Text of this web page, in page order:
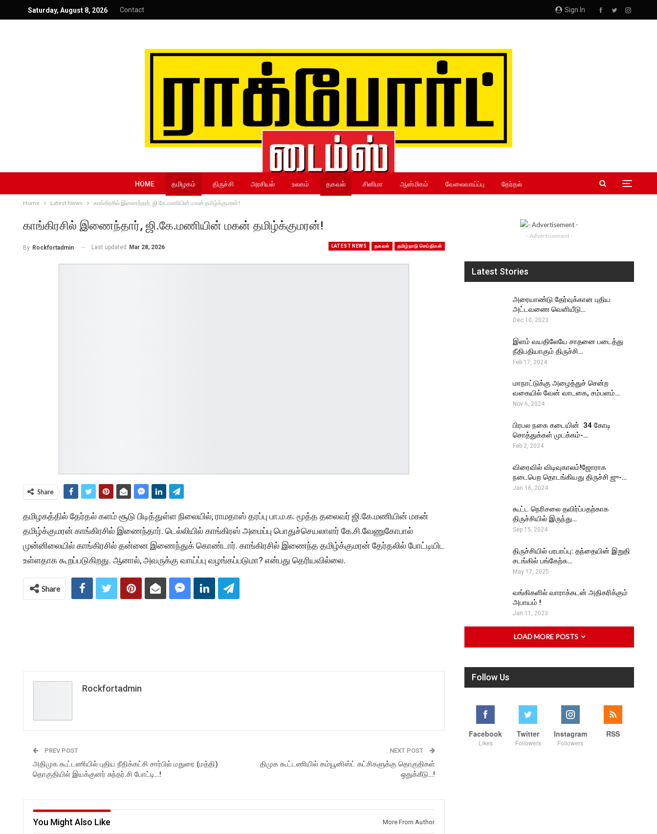
Sign In
Saturday, August 8, 2026 Contact
HOME தமிழகம் திருச்சி அரசியல் உலகம் தகவல் சினிமா ஆன்மிகம் வேலைவாய்ப்பு தேர்தல்
Home Latest News காங்கிரசில் இணைந்தார், ஜி.கே.மணியின் மகன் தமிழ்க்குமரன்!
காங்கிரசில் இணைந்தார், ஜி.கே.மணியின் மகன் தமிழ்க்குமரன்!
LATEST NEWS தகவல் தமிழ்நாடு செய்திகள்
By Rockfortadmin Last updated Mar 28, 2026
Share
தமிழகத்தில் தேர்தல் களம் சூடு பிடித்துள்ள நிலையில், ராமதாஸ் தரப்பு பா.ம.க. மூத்த தலைவர் ஜி.கே.மணியின் மகன்
தமிழ்க்குமரன் காங்கிரசில் இணைந்தார். டெல்லியில் காங்கிரஸ் அமைப்பு பொதுச்செயலாளர் கே.சி.வேணுகோபால்
முன்னிலையில் காங்கிரசில் தன்னை இணைந்துக் கொண்டார். காங்கிரசில் இணைந்த தமிழ்க்குமரன் தேர்தலில் போட்டியிட
உள்ளதாக கூறப்படுகிறது. ஆனால், அவருக்கு வாய்ப்பு வழங்கப்படுமா? என்பது தெரியவில்லை.
Share
Rockfortadmin
PREV POST
அதிமுக கூட்டணியில் புதிய நீதிக்கட்சி சார்பில் மதுரை (மத்தி)
தொகுதியில் இயக்குனர் சுந்தர்.சி போட்டி…!
NEXT POST
திமுக கூட்டணியில் கம்யூனிஸ்ட் கட்சிகளுக்கு தொகுதிகள்
ஒதுக்கீடு…!
You Might Also Like More From Author
- Advertisement -
Latest Stories
அரையாண்டு தேர்வுக்கான புதிய
அட்டவணை வெளியீடு…
Dec 10, 2023
இளம் வயதிலேயே சாதனை படைத்து
நீதிபதியாகும் திருச்சி…
Feb 17, 2024
மாநாட்டுக்கு அழைத்துச் சென்ற
வகையில் வேன் வாடகை, சம்பளம்…
Nov 6, 2024
பிரபல நகை கடையின் ₹ 34 கோடி
சொத்துக்கள் முடக்கம்-…
Feb 2, 2024
விரைவில் விடிவுகாலம்!ஜோராக
நடைபெற தொடங்கியது திருச்சி ஜு-…
Jan 16, 2024
கூட்ட நெரிசலை தவிர்ப்பதற்காக
திருச்சியில் இருந்து…
Sep 15, 2024
திருச்சியில் பரபரப்பு: தந்தையின் இறுதி
சடங்கில் பங்கேற்க…
May 17, 2025
வங்கிகளில் வாராக்கடன் அதிகரிக்கும்
அபாயம் !
Jan 11, 2023
LOAD MORE POSTS
Follow Us
Facebook
Likes
Twitter
Followers
Instagram
Followers
RSS